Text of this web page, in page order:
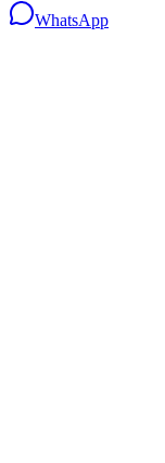
WhatsApp